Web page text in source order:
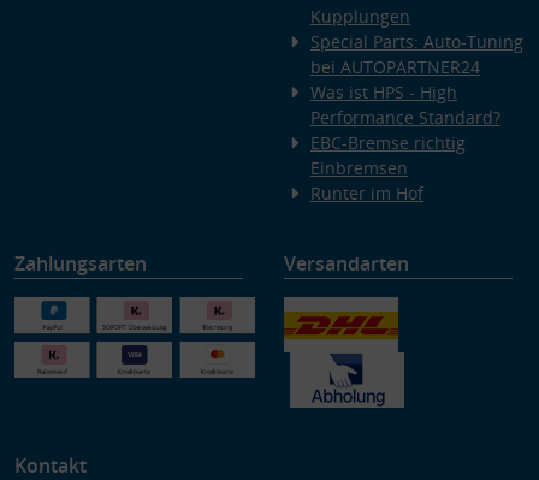
Kupplungen
Special Parts: Auto-Tuning
bei AUTOPARTNER24
Was ist HPS - High
Performance Standard?
EBC-Bremse richtig
Einbremsen
Runter im Hof
Zahlungsarten Versandarten
Kontakt